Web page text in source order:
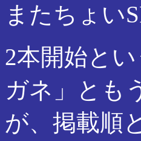
またちょい
2本開始と
ガネ」とも
が、掲載順